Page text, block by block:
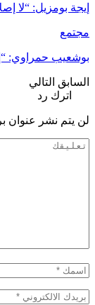
إيجة بومزيل: “لا
مجتمع
بوشعيب حمراوي:
السابق التالي
اترك رد
لن يتم نشر عنوان